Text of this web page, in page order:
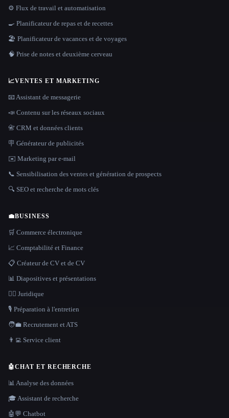
⚙️ Flux de travail et automatisation
🍳 Planificateur de repas et de recettes
🏖 Planificateur de vacances et de voyages
🧠 Prise de notes et deuxième cerveau
📈VENTES ET MARKETING
📧 Assistant de messagerie
📣 Contenu sur les réseaux sociaux
📇 CRM et données clients
🪧 Générateur de publicités
✉️ Marketing par e-mail
📞 Sensibilisation des ventes et génération de prospects
🔍 SEO et recherche de mots clés
💼BUSINESS
🛒 Commerce électronique
📈 Comptabilité et Finance
📋 Créateur de CV et de CV
📊 Diapositives et présentations
👩‍⚖️ Juridique
🎙️ Préparation à l'entretien
🧑‍💼 Recrutement et ATS
👨‍💻 Service client
🤖CHAT ET RECHERCHE
📊 Analyse des données
🎓 Assistant de recherche
🤖💬 Chatbot